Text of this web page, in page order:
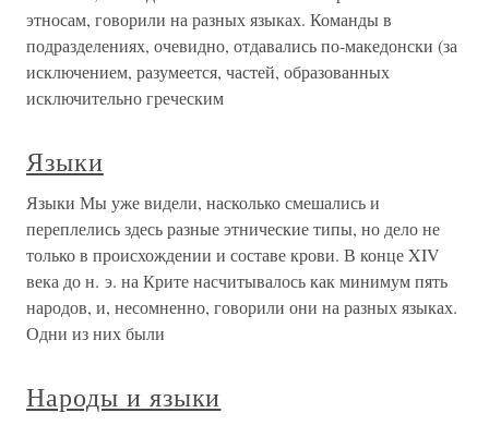
этносам, говорили на разных языках. Команды в
подразделениях, очевидно, отдавались по-македонски (за
исключением, разумеется, частей, образованных
исключительно греческим
Языки
Языки Мы уже видели, насколько смешались и
переплелись здесь разные этнические типы, но дело не
только в происхождении и составе крови. В конце XIV
века до н. э. на Крите насчитывалось как минимум пять
народов, и, несомненно, говорили они на разных языках.
Одни из них были
Народы и языки